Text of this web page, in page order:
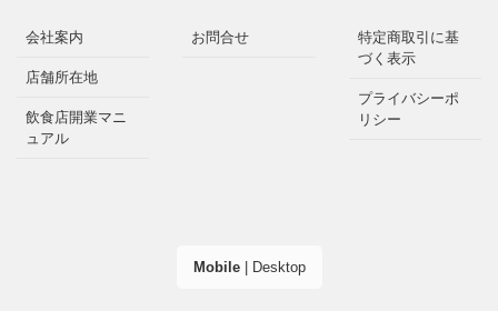
会社案内
店舗所在地
飲食店開業マニ
ュアル
お問合せ
特定商取引に基
づく表示
プライバシーポ
リシー
Mobile| Desktop